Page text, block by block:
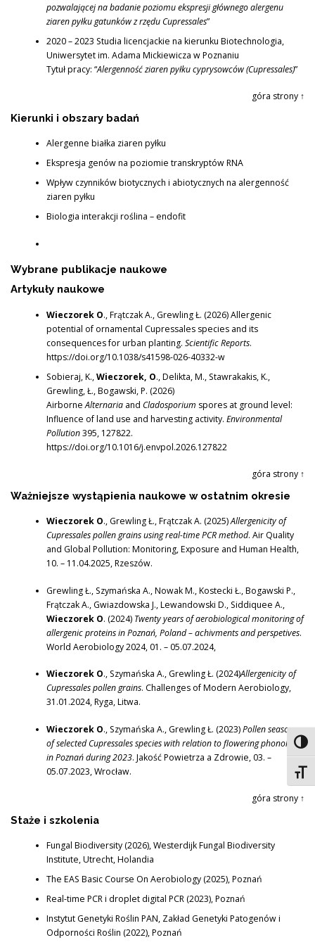
pozwalającej na badanie poziomu ekspresji głównego alergenu
ziaren pyłku gatunków z rzędu Cupressales”
2020 – 2023 Studia licencjackie na kierunku Biotechnologia,
Uniwersytet im. Adama Mickiewicza w Poznaniu
Tytuł pracy: “Alergenność ziaren pyłku cyprysowców (Cupressales)”
góra strony ↑
Kierunki i obszary badań
Alergenne białka ziaren pyłku
Ekspresja genów na poziomie transkryptów RNA
Wpływ czynników biotycznych i abiotycznych na alergenność
ziaren pyłku
Biologia interakcji roślina – endofit
Wybrane publikacje naukowe
Artykuły naukowe
Wieczorek O., Frątczak A., Grewling Ł. (2026) Allergenic
potential of ornamental Cupressales species and its
consequences for urban planting. Scientific Reports.
https://doi.org/10.1038/s41598-026-40332-w
Sobieraj, K.,Wieczorek, O., Delikta, M., Stawrakakis, K.,
Grewling, Ł., Bogawski, P. (2026)
AirborneAlternariaand Cladosporium spores at ground level:
Influence of land use and harvesting activity. Environmental
Pollution395, 127822.
https://doi.org/10.1016/j.envpol.2026.127822
góra strony ↑
Ważniejsze wystąpienia naukowe w ostatnim okresie
Wieczorek O., Grewling Ł., Frątczak A. (2025)Allergenicity of
Cupressales pollen grains using real-time PCR method. Air Quality
and Global Pollution: Monitoring, Exposure and Human Health,
10. – 11.04.2025, Rzeszów.
Grewling Ł., Szymańska A., Nowak M., Kostecki Ł., Bogawski P.,
Frątczak A., Gwiazdowska J., Lewandowski D., Siddiquee A.,
Wieczorek O. (2024) Twenty years of aerobiological monitoring of
allergenic proteins in Poznań, Poland – achivments and perspetives.
World Aerobiology 2024, 01. – 05.07.2024,
Wieczorek O., Szymańska A., Grewling Ł. (2024)Allergenicity of
Cupressales pollen grains. Challenges of Modern Aerobiology,
31.01.2024, Ryga, Litwa.
Wieczorek O., Szymańska A., Grewling Ł. (2023)Pollen seasons
of selected Cupressales species with relation to flowering phonology
in Poznań during 2023. Jakość Powietrza a Zdrowie, 03. –
05.07.2023, Wrocław.
góra strony ↑
Staże i szkolenia
Fungal Biodiversity (2026), Westerdijk Fungal Biodiversity
Institute, Utrecht, Holandia
The EAS Basic Course On Aerobiology (2025), Poznań
Real-time PCR i droplet digital PCR (2023), Poznań
Instytut Genetyki Roślin PAN, Zakład Genetyki Patogenów i
Odporności Roślin (2022), Poznań